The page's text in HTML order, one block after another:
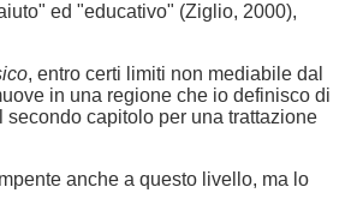
ed "educativo" (Ziglio, 2000),
, entro certi limiti non mediabile dal
in una regione che io definisco di
capitolo per una trattazione
anche a questo livello, ma lo